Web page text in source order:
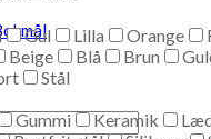
Gul Lilla Orange
Beige Blå Brun
Stål
Gummi Keramik